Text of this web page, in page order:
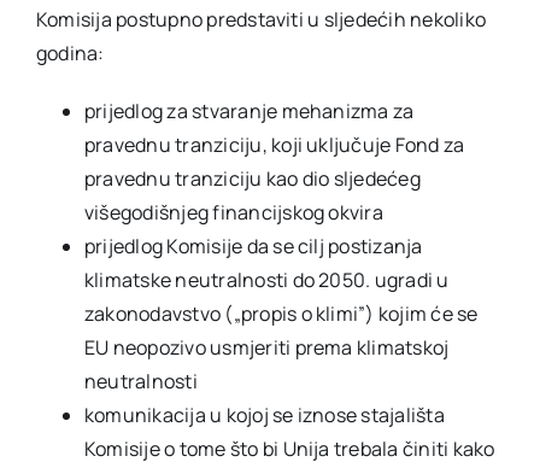
Komisija postupno predstaviti u sljedećih nekoliko
godina:
prijedlog za stvaranje mehanizma za
pravednu tranziciju, koji uključuje Fond za
pravednu tranziciju kao dio sljedećeg
višegodišnjeg financijskog okvira
prijedlog Komisije da se cilj postizanja
klimatske neutralnosti do 2050. ugradi u
zakonodavstvo („propis o klimi”) kojim će se
EU neopozivo usmjeriti prema klimatskoj
neutralnosti
komunikacija u kojoj se iznose stajališta
Komisije o tome što bi Unija trebala činiti kako